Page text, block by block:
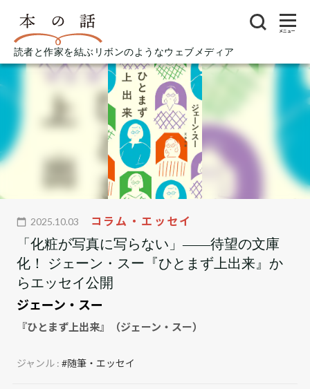
読者と作家を結ぶリボンのようなウェブメディア
メニュー
2025.10.03 コラム・エッセイ
「化粧が写真に写らない」――待望の文庫
化！ ジェーン・スー『ひとまず上出来』か
らエッセイ公開
ジェーン・スー
『ひとまず上出来』（ジェーン・スー）
ジャンル :#随筆・エッセイ